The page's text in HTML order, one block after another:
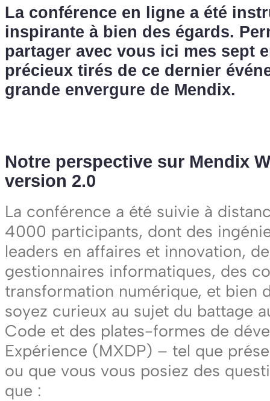
La conférence en ligne a été
inspirante à bien des égards.
partager avec vous ici mes sept
précieux tirés de ce dernier
grande envergure de Mendix.
Notre perspective sur Mendix
version 2.0
La conférence a été suivie à
4000 participants, dont des
leaders en affaires et innovation,
gestionnaires informatiques, des
transformation numérique, et bien
soyez curieux au sujet du battage
Code et des plates-formes de
Expérience (MXDP) – tel que
ou que vous vous posiez des
que :